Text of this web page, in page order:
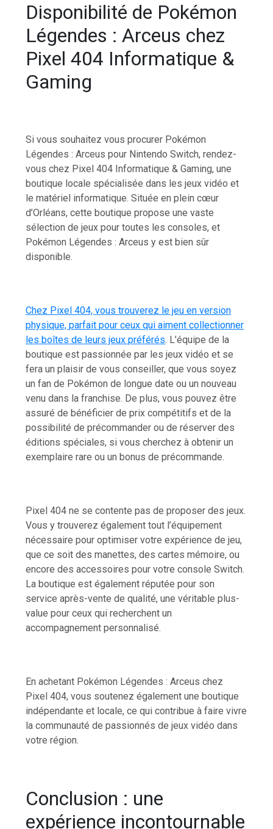
Disponibilité de Pokémon
Légendes : Arceus chez
Pixel 404 Informatique &
Gaming
Si vous souhaitez vous procurer Pokémon
Légendes : Arceus pour Nintendo Switch, rendez-
vous chez Pixel 404 Informatique & Gaming, une
boutique locale spécialisée dans les jeux vidéo et
le matériel informatique. Située en plein cœur
d’Orléans, cette boutique propose une vaste
sélection de jeux pour toutes les consoles, et
Pokémon Légendes : Arceus y est bien sûr
disponible.
Chez Pixel 404, vous trouverez le jeu en version
physique, parfait pour ceux qui aiment collectionner
les boîtes de leurs jeux préférés. L’équipe de la
boutique est passionnée par les jeux vidéo et se
fera un plaisir de vous conseiller, que vous soyez
un fan de Pokémon de longue date ou un nouveau
venu dans la franchise. De plus, vous pouvez être
assuré de bénéficier de prix compétitifs et de la
possibilité de précommander ou de réserver des
éditions spéciales, si vous cherchez à obtenir un
exemplaire rare ou un bonus de précommande.
Pixel 404 ne se contente pas de proposer des jeux.
Vous y trouverez également tout l’équipement
nécessaire pour optimiser votre expérience de jeu,
que ce soit des manettes, des cartes mémoire, ou
encore des accessoires pour votre console Switch.
La boutique est également réputée pour son
service après-vente de qualité, une véritable plus-
value pour ceux qui recherchent un
accompagnement personnalisé.
En achetant Pokémon Légendes : Arceus chez
Pixel 404, vous soutenez également une boutique
indépendante et locale, ce qui contribue à faire vivre
la communauté de passionnés de jeux vidéo dans
votre région.
Conclusion : une
expérience incontournable